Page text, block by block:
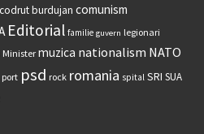
codrut burdujan comunism
Editorial familie guvern legionari
Minister muzica nationalism NATO
port psd rock romania spital SRI SUA